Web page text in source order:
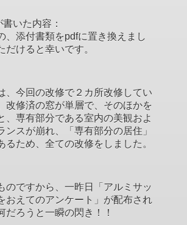
いた内容：
、添付書類をpdfに置き換えまし
だけると幸いです。
今回の改修で２カ所改修してい
改修済の窓が単層で、そのほかを
、専有部分である室内の美観およ
ンスが崩れ、「専有部分の居住」
るため、全ての改修をしました。
のですから、一昨日「アルミサッ
おえてのアンケート」が配布され
だろうと一瞬の閃き！！